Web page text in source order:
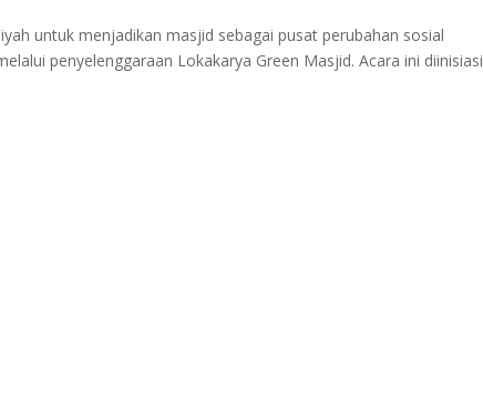
untuk menjadikan masjid sebagai pusat perubahan sosial
penyelenggaraan Lokakarya Green Masjid. Acara ini diinisiasi